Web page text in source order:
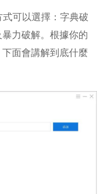
式可以選擇：字典破
力破解。根據你的
面會講解到底什麼